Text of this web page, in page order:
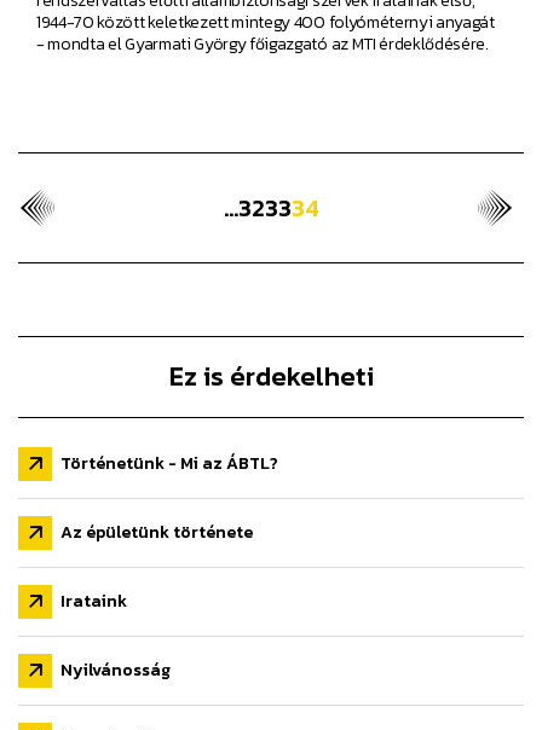
1944-70 között keletkezett mintegy 400 folyóméternyi anyagát
- mondta el Gyarmati György főigazgató az MTI érdeklődésére.
...323334
Ez is érdekelheti
Történetünk - Mi az ÁBTL?
Az épületünk története
Irataink
Nyilvánosság